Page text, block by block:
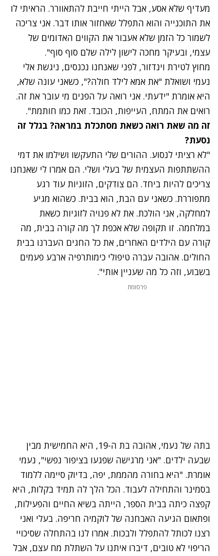
מעדיף שלא אסע, אבל הייתי חייבת להתאוורר. הראיתי לו
את התוכנייה והוא התפלל שאחזור אותו דבר. אני צריכה
לשמור כל הזמן שלא אעבור את הקווים האדומים של
עצמי, ובעיקר מחכה לישון לילה שלם סוף סוף".
מחוץ לטירת וינדזור, לפני שאנחנו נכנסים, ניגשת אלי
נעמי ושואלת "את אמא לילד חולה?", כשאני עונה שלא,
היא אומרת "ידעתי. אני רואה על הפנים מי עובר את זה.
רואים את המתח, העייפות, הכובד. זאת כמו חותמת".
זה מה שאת רואה כשאת מסתכלת במראה? בגלל זה
נסעת?
"לא רציתי לנסוע. ההורים שלי התעקשו ושילמו את דמי
ההשתתפות העצמית של בעלי ושלי. הם אמרו לי שאנחנו
צריכים להיות ביחד. הם צודקים, הזוגיות עוד רגע
מתפוררת. כשאני עם הבת, הוא בבית. כשהוא מגיע
למחלקה, אני הולכת. את לא פנויה לזוגיות כשאת
במלחמה. זו תקופה שלא אכפת לך מה קורה בבית, מה
קורה עם הילדים האחרים, את כל החגים העברנו בבית
החולים. אהובה עברה טיפולי כימותרפיה ארבע פעמים
בשבוע, וזה כל מה שעניין אותי".
פרסומת
בתה של נעמי, אהובה בת ה-19, היא החמישית מבין
שבעה ילדים. "אני מרגישה שפגעו בציפור נפשי", נעמי
אומרת. "היא בחורה מהממת, יפה, בדיוק סיימה ללמוד
בסמינר והתחילה לעבוד. הכל הלך לה תמיד בקלות, היא
קפצה כיתה בבית הספר, הייתה בשיא החיים והפעילות,
ופתאום הגיעה האבחנה של לוקמיה חריפה. בעלי ואני
רצנו לכותל להתפלל ולבכות. אמרו לנו בהתחלה שסיכויי
הריפוי לא טובים, דיברו איתנו על השתלת מח עצם, אבל